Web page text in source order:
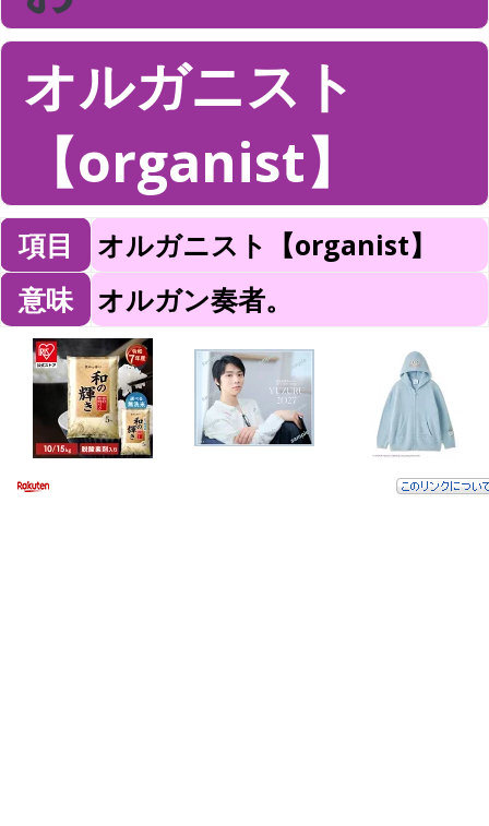
オルガニスト
【organist】
項目
オルガニスト【organist】
意味
オルガン奏者。